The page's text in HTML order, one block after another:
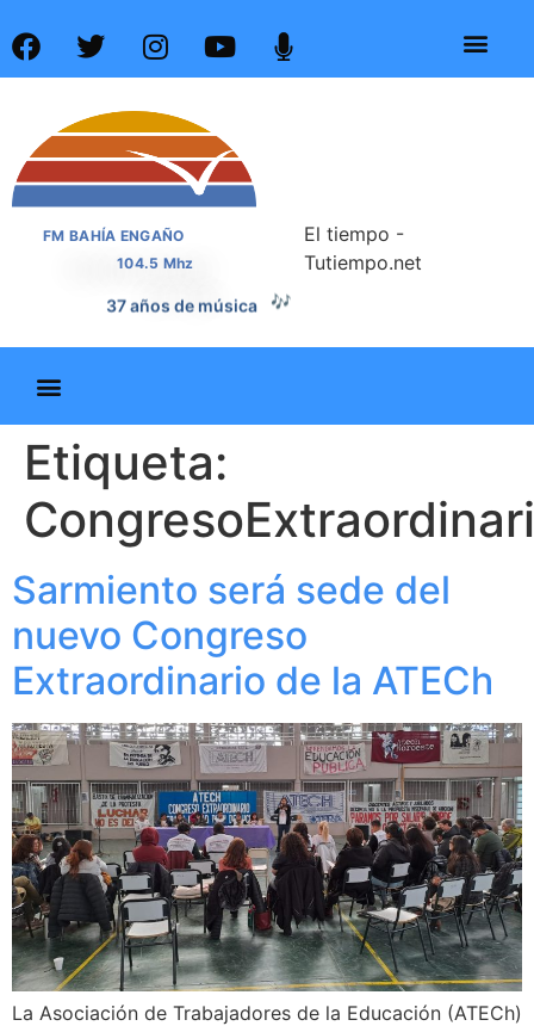
FM BAHÍA ENGAÑO
104.5 Mhz
37 años de música 🎶
El tiempo -
Tutiempo.net
Etiqueta:
Sarmiento será sede del
nuevo Congreso
Extraordinario de la ATECh
La Asociación de Trabajadores de la Educación (ATECh)